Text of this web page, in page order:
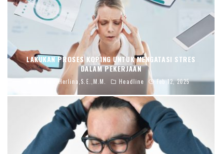
LAKUKAN PROSES KOPING UNTUK MENGATASI STRES
DALAM PEKERJAAN
dr. Vera Herlina,S.E.,M.M. Headline Feb 12, 2025